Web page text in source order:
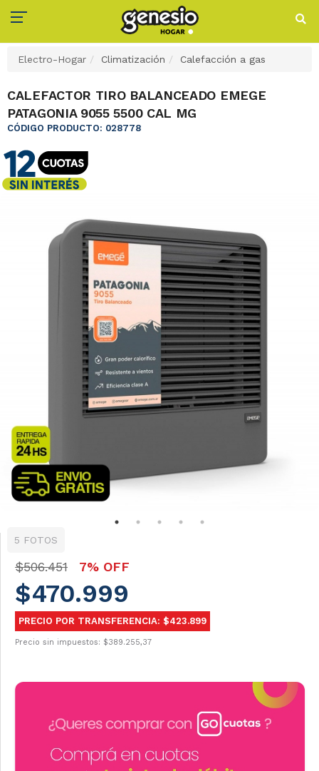
Electro-Hogar Climatización Calefacción a gas
CALEFACTOR TIRO BALANCEADO EMEGE
PATAGONIA 9055 5500 CAL MG
CÓDIGO PRODUCTO: 028778
5 FOTOS
$506.451 7% OFF
$470.999
PRECIO POR TRANSFERENCIA: $423.899
Precio sin impuestos: $389.255,37